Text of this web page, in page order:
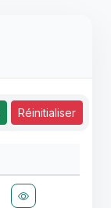
Réinitialiser